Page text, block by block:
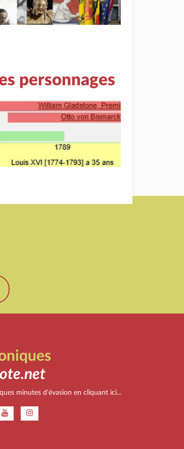
personnages
minutes d'évasion en cliquant ici...